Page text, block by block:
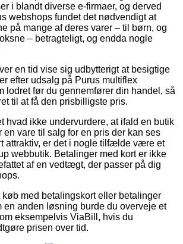
i blandt diverse e-firmaer, og derved
webshops fundet det nødvendigt at
på mange af deres varer – til børn, og
– betragteligt, og endda nogle
en tid vise sig udbytterigt at besigtige
efter udsalg på Purus multiflex
lodret før du gennemfører din handel, så
til at få den prisbilligste pris.
hvad ikke undervurdere, at ifald en butik
vare til salg for en pris der kan ses
attraktiv, er det i nogle tilfælde være et
webbutik. Betalinger med kort er ikke
af en vedtægt, der passer på dig
med betalingskort eller betalinger
en anden løsning burde du overveje et
eksempelvis ViaBill, hvis du
prisen over tid.